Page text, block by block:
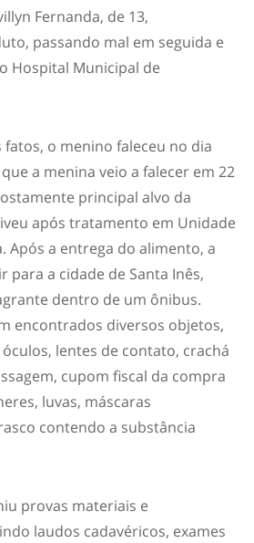
Fernanda, de 13,
passando mal em seguida e
Hospital Municipal de
o menino faleceu no dia
a menina veio a falecer em 22
principal alvo da
após tratamento em Unidade
Após a entrega do alimento, a
para a cidade de Santa Inês,
dentro de um ônibus.
encontrados diversos objetos,
lentes de contato, crachá
cupom fiscal da compra
luvas, máscaras
contendo a substância
provas materiais e
laudos cadavéricos, exames